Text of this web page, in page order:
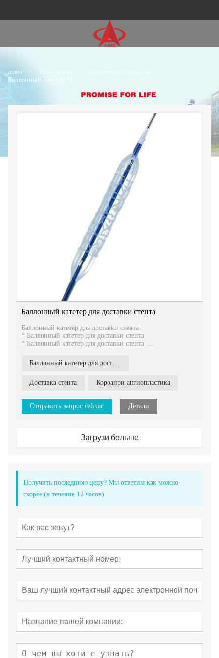
дома > Технология Сердечно-сосудистые
Баллонный катетер SD
Баллонный катетер для доставки стента
Баллонный катетер для доставки стента
* Баллонный катетер для доставки стента
* Баллонный катетер для доставки стента
Доставка стента Короанри ангиопластика
Отправить запрос сейчас Детали
Загрузи больше
Получить последнюю цену? Мы ответим как можно
скорее (в течение 12 часов)